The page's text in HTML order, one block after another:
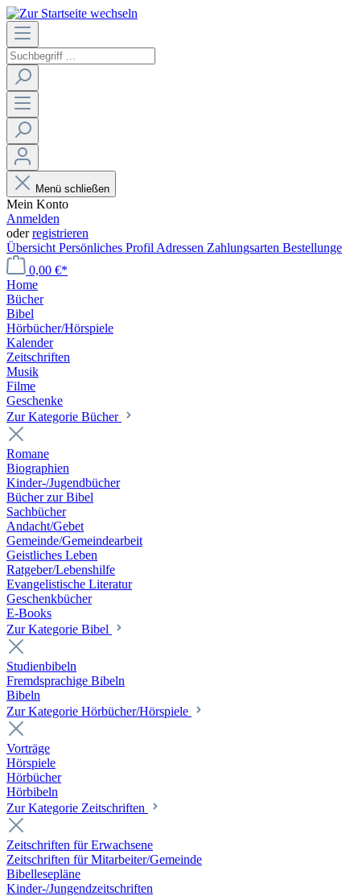
Menü schließen
Mein Konto
Anmelden
oderregistrieren
Übersicht Persönliches Profil Adressen Zahlungsarten
0,00 €*
Home
Bücher
Bibel
Hörbücher/Hörspiele
Kalender
Zeitschriften
Musik
Filme
Geschenke
Zur Kategorie Bücher
Romane
Biographien
Kinder-/Jugendbücher
Bücher zur Bibel
Sachbücher
Andacht/Gebet
Gemeinde/Gemeindearbeit
Geistliches Leben
Ratgeber/Lebenshilfe
Evangelistische Literatur
Geschenkbücher
E-Books
Zur Kategorie Bibel
Studienbibeln
Fremdsprachige Bibeln
Bibeln
Zur Kategorie Hörbücher/Hörspiele
Vorträge
Hörspiele
Hörbücher
Hörbibeln
Zur Kategorie Zeitschriften
Zeitschriften für Erwachsene
Zeitschriften für Mitarbeiter/Gemeinde
Bibellesepläne
Kinder-/Jungendzeitschriften